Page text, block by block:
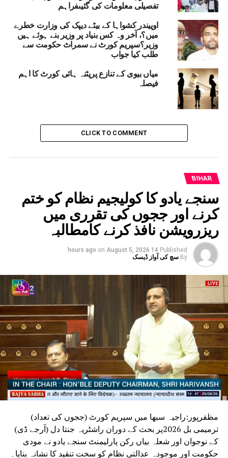
تفصیلی معلومات کی گئیںفراہم
اوپیندر کشواہا کے بیٹے دیپک کی وزارت خطرے
میں؟، آخر وہ کس بنیاد پر وزیر بنے ہوئے ہیں
وزیر؟سپریم کورٹ نے سمراٹ حکومت سے
طلب کیا جواب
میاں بیوی کے تنازع پرپٹنہ ہائی کورٹ کا اہم
فیصلہ
CLICK TO COMMENT
BIHAR
سنجے یادو کا کولیجیم نظام کو ختم
کرنے اور ججوں کی تقرری میں
ریزرویشن نافذ کرنے کامطالبہ
Published
14 hours ago
on August 5, 2026
By سچ کی آواز ڈیسک
مظفرپور:راجیہ سبھا میں سپریم کورٹ (ججوں کی تعداد)
ترمیمی بل 2026پر بحث کے دوران راشٹریہ جنتا دل (آرجے ڈی)
کے نوجوان اور شعلہ بیاں رکن پارلیمنٹ سنجے یادو نے مودی
حکومت اور موجودہ عدالتی نظام کو سخت تنقید کا نشانہ بنایا۔